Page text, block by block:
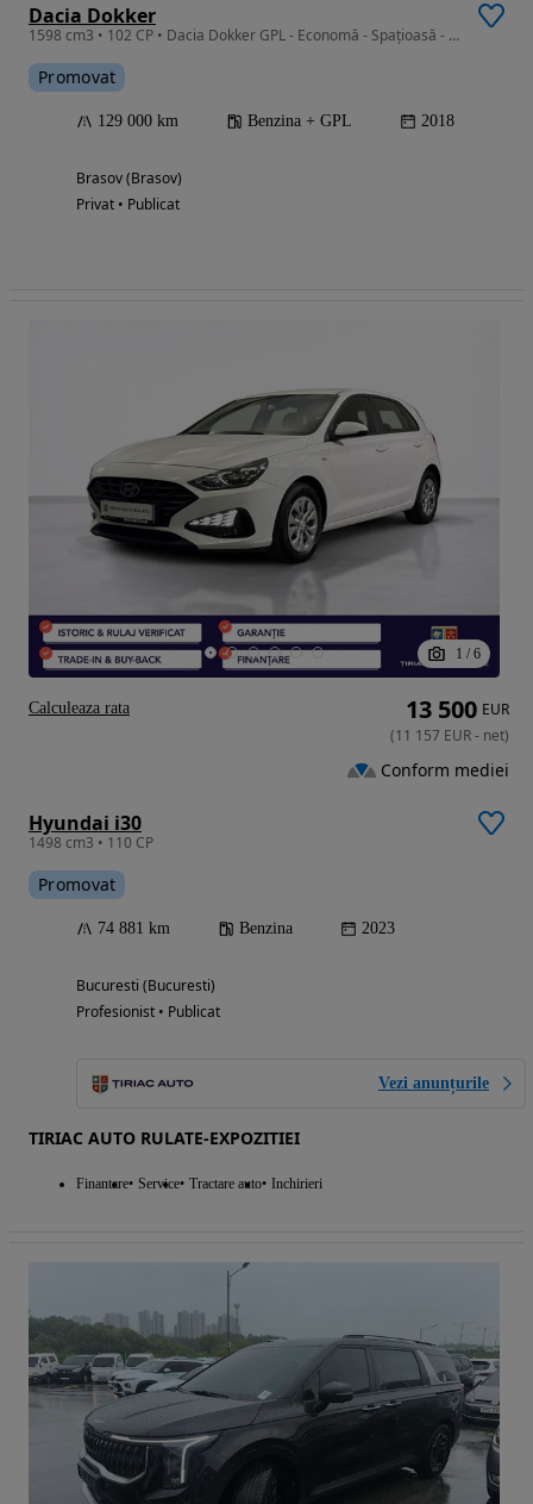
Dacia Dokker
1598 cm3 • 102 CP • Dacia Dokker GPL - Economă - Spațioasă - În stare bună
Promovat
129 000 km Benzina + GPL 2018
Brasov (Brasov)
Privat • Publicat
1 / 6
Hyundai i30
1498 cm3 • 110 CP
Promovat
74 881 km Benzina 2023
Bucuresti (Bucuresti)
Profesionist • Publicat
Vezi anunțurile
TIRIAC AUTO RULATE-EXPOZITIEI
Finantare Service Tractare auto Inchirieri
13 500 EUR
(11 157 EUR- net)
Conform mediei
Calculeaza rata